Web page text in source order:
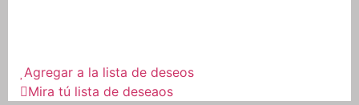
Agregar a la lista de deseos
Mira tú lista de deseaos